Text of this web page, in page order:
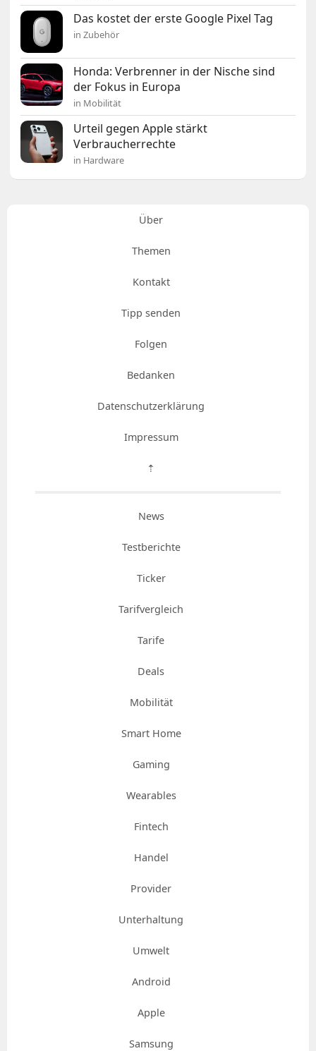
Das kostet der erste Google Pixel Tag
in Zubehör
Honda: Verbrenner in der Nische sind
der Fokus in Europa
in Mobilität
Urteil gegen Apple stärkt
Verbraucherrechte
in Hardware
Über
Themen
Kontakt
Tipp senden
Folgen
Bedanken
Datenschutzerklärung
Impressum
⇡
News
Testberichte
Ticker
Tarifvergleich
Tarife
Deals
Mobilität
Smart Home
Gaming
Wearables
Fintech
Handel
Provider
Unterhaltung
Umwelt
Android
Apple
Samsung